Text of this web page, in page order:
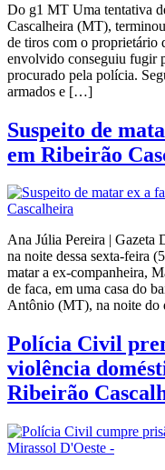
Do g1 MT Uma tentativa
Cascalheira (MT),
de tiros com o proprietário
envolvido conseguiu fugir
procurado pela polícia.
armados e […]
Suspeito de
em Ribeirão
Ana Júlia Pereira |
na noite dessa sexta-feira
matar a ex-companheira,
de faca, em uma casa do
Antônio (MT), na noite
Polícia Civil
violência
Ribeirão